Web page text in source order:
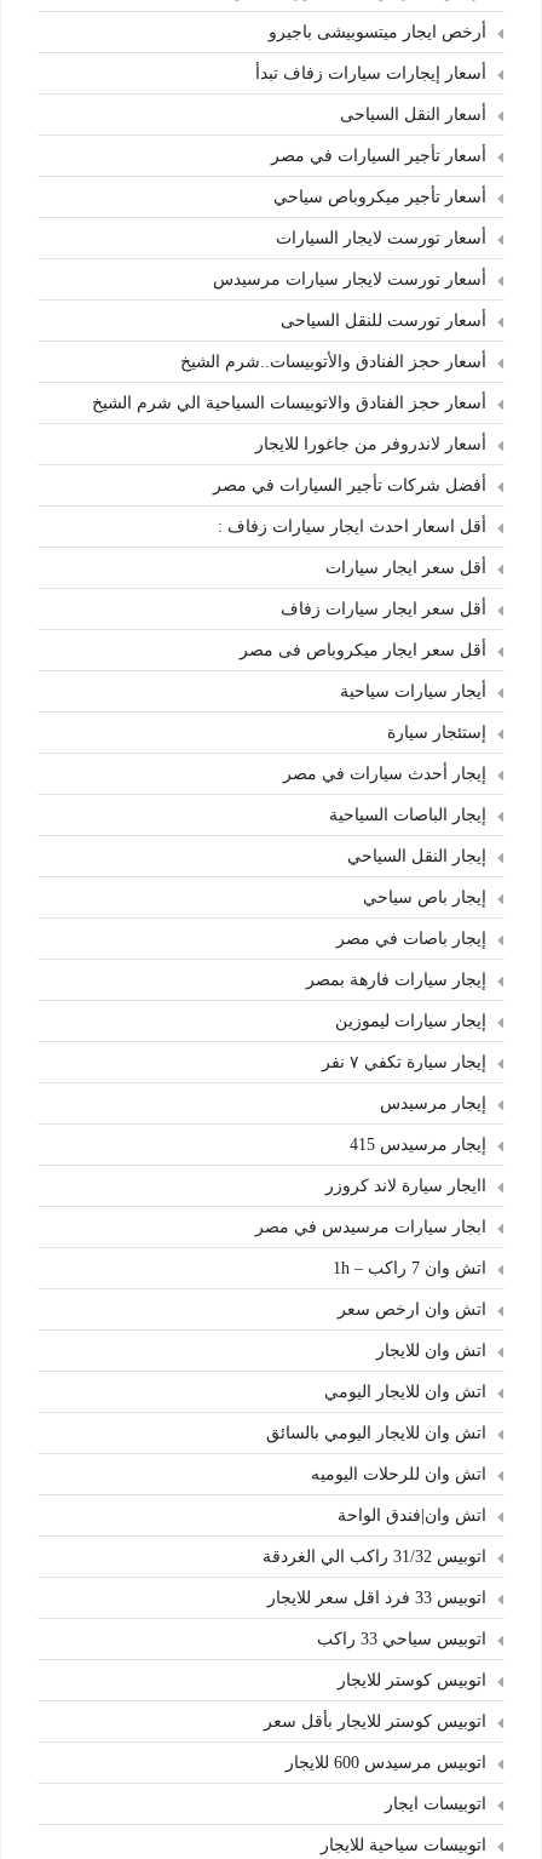
أرخص ايجار ميتسوبيشى باجيرو
أسعار إيجارات سيارات زفاف تبدأ
أسعار النقل السياحى
أسعار تأجير السيارات في مصر
أسعار تأجير ميكروباص سياحي
أسعار تورست لايجار السيارات
أسعار تورست لايجار سيارات مرسيدس
أسعار تورست للنقل السياحى
أسعار حجز الفنادق والأتوبيسات..شرم الشيخ
أسعار حجز الفنادق والاتوبيسات السياحية الي شرم الشيخ
أسعار لاندروفر من جاغورا للايجار
أفضل شركات تأجير السيارات في مصر
أقل اسعار احدث ايجار سيارات زفاف :
أقل سعر ايجار سيارات
أقل سعر ايجار سيارات زفاف
أقل سعر ايجار ميكروباص فى مصر
أيجار سيارات سياحية
إستئجار سيارة
إيجار أحدث سيارات في مصر
إيجار الباصات السياحية
إيجار النقل السياحي
إيجار باص سياحي
إيجار باصات في مصر
إيجار سيارات فارهة بمصر
إيجار سيارات ليموزين
إيجار سيارة تكفي ٧ نفر
إيجار مرسيدس
إيجار مرسيدس 415
اايجار سيارة لاند كروزر
ابجار سيارات مرسيدس في مصر
اتش وان 7 راكب – 1h
اتش وان ارخص سعر
اتش وان للايجار
اتش وان للايجار اليومي
اتش وان للايجار اليومي بالسائق
اتش وان للرحلات اليوميه
اتش وان|فندق الواحة
اتوبيس 31/32 راكب الي الغردقة
اتوبيس 33 فرد اقل سعر للايجار
اتوبيس سياحي 33 راكب
اتوبيس كوستر للايجار
اتوبيس كوستر للايجار بأقل سعر
اتوبيس مرسيدس 600 للايجار
اتوبيسات ايجار
اتوبيسات سياحية للايجار